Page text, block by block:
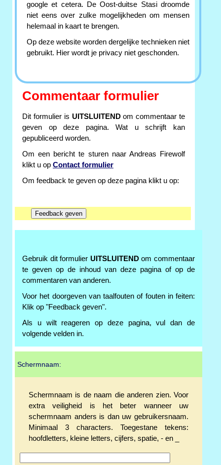
google et cetera. De Oost-duitse Stasi droomde
niet eens over zulke mogelijkheden om mensen
helemaal in kaart te brengen.
Op deze website worden dergelijke technieken niet
gebruikt. Hier wordt je privacy niet geschonden.
Commentaar formulier
Dit formulier is UITSLUITENDom commentaar te
geven op deze pagina. Wat u schrijft kan
gepubliceerd worden.
Om een bericht te sturen naar Andreas Firewolf
klikt u op Contact formulier
Om feedback te geven op deze pagina klikt u op:
Gebruik dit formulier UITSLUITENDom commentaar
te geven op de inhoud van deze pagina of op de
commentaren van anderen.
Voor het doorgeven van taalfouten of fouten in feiten:
Klik op "Feedback geven".
Als u wilt reageren op deze pagina, vul dan de
volgende velden in.
Schermnaam:
Schermnaam is de naam die anderen zien. Voor
extra veiligheid is het beter wanneer uw
schermnaam anders is dan uw gebruikersnaam.
Minimaal 3 characters. Toegestane tekens:
hoofdletters, kleine letters, cijfers, spatie, - en _